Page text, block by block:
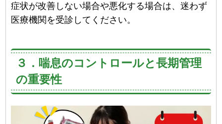
症状が改善しない場合や悪化する場合は、迷わず
医療機関を受診してください。
３．喘息のコントロールと長期管理
の重要性